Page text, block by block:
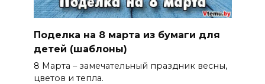
Поделка на 8 марта из бумаги для
детей (шаблоны)
8 Марта – замечательный праздник весны,
цветов и тепла.